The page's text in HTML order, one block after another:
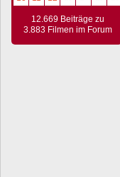
12.669 Beiträge zu
3.883 Filmen im Forum